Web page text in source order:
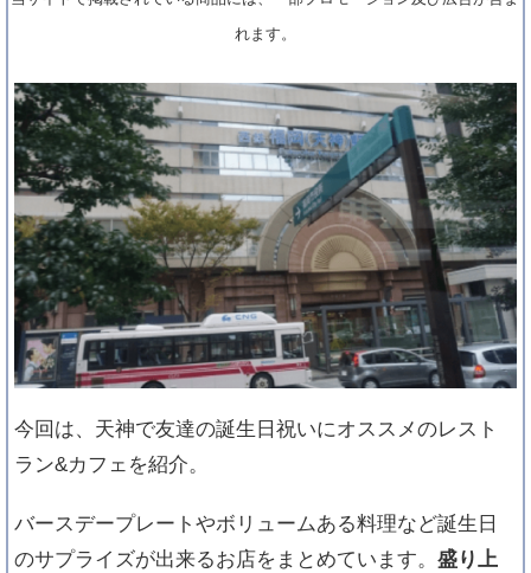
れます。
今回は、天神で友達の誕生日祝いにオススメのレスト
ラン&カフェを紹介。
バースデープレートやボリュームある料理など誕生日
のサプライズが出来るお店をまとめています。盛り上